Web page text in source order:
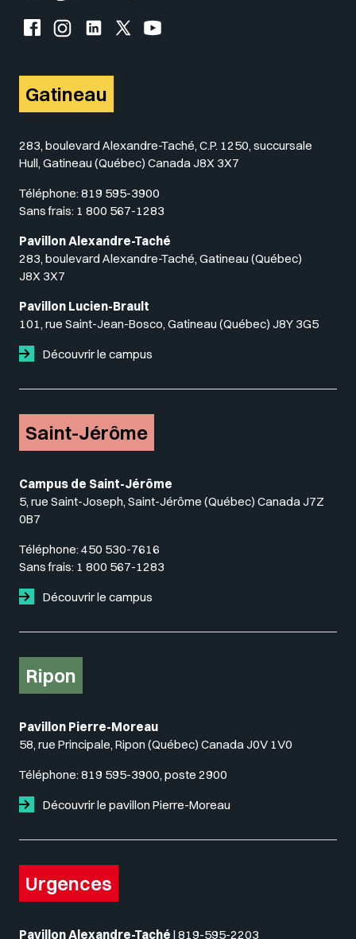
Facebook de l'UQO
Instagram de l'UQO
LinkedIn de l'UQO
X (Twitter) de l'UQO
YouTube de l'UQO
Gatineau
283, boulevard Alexandre-Taché, C.P. 1250, succursale
Hull, Gatineau (Québec) Canada J8X 3X7
Téléphone: 819 595-3900
Sans frais: 1 800 567-1283
Pavillon Alexandre-Taché
283, boulevard Alexandre-Taché, Gatineau (Québec)
J8X 3X7
Pavillon Lucien-Brault
101, rue Saint-Jean-Bosco, Gatineau (Québec) J8Y 3G5
Découvrir le campus
Saint-Jérôme
Campus de Saint-Jérôme
5, rue Saint-Joseph, Saint-Jérôme (Québec) Canada J7Z
0B7
Téléphone: 450 530-7616
Sans frais: 1 800 567-1283
Découvrir le campus
Ripon
Pavillon Pierre-Moreau
58, rue Principale, Ripon (Québec) Canada J0V 1V0
Téléphone: 819 595-3900, poste 2900
Découvrir le pavillon Pierre-Moreau
Urgences
Pavillon Alexandre-Taché | 819-595-2203